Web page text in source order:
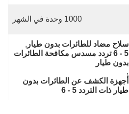
1000 وحدة في الشهر
سلاح مضاد للطائرات بدون طيار,
5 - 6 تردد مسدس مكافحة الطائرات
بدون طيار
,
أجهزة الكشف عن الطائرات بدون
طيار ذات التردد 5 - 6